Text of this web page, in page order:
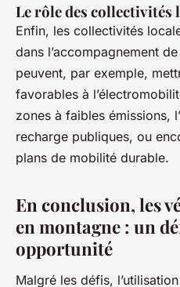
Le rôle des collectivités
Enfin, les collectivités
dans l’accompagnement
peuvent, par exemple,
favorables à
zones à faibles émissions,
recharge publiques, ou
plans de mobilité durable.
En conclusion, les
en montagne : un
opportunité
Malgré les défis,